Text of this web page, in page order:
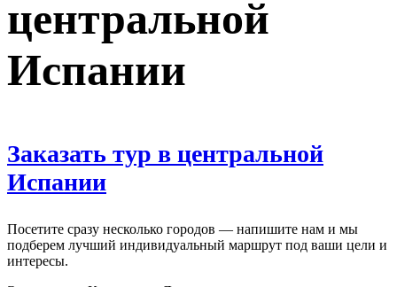
центральной
Испании
Заказать тур в центральной
Испании
Посетите сразу несколько городов — напишите нам и мы
подберем лучший индивидуальный маршрут под ваши цели и
интересы.